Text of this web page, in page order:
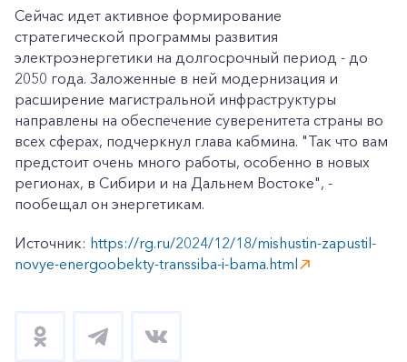
Сейчас идет активное формирование
стратегической программы развития
электроэнергетики на долгосрочный период - до
2050 года. Заложенные в ней модернизация и
расширение магистральной инфраструктуры
направлены на обеспечение суверенитета страны во
всех сферах, подчеркнул глава кабмина. "Так что вам
предстоит очень много работы, особенно в новых
регионах, в Сибири и на Дальнем Востоке", -
пообещал он энергетикам.
Источник: https://rg.ru/2024/12/18/mishustin-zapustil-
novye-energoobekty-transsiba-i-bama.html